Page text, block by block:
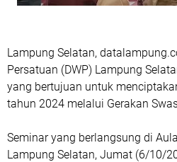
Lampung Selatan,
Persatuan (DWP) Lampung
yang bertujuan untuk
tahun 2024 melalui Gerakan
Seminar yang berlangsung di
Lampung Selatan, Jumat (6/10/